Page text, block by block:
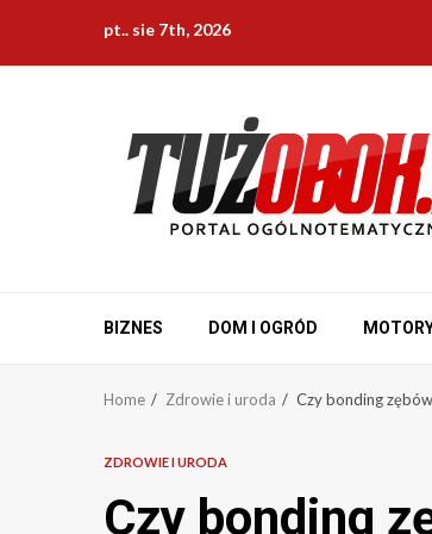
content
pt.. sie 7th, 2026
BIZNES DOM I OGRÓD
Home Zdrowie i uroda Czy bonding
ZDROWIE I URODA
Czy bonding